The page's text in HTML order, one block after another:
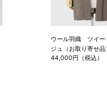
ウール羽織 ツイ
ジュ（お取り寄せ品
44,000円（税込）